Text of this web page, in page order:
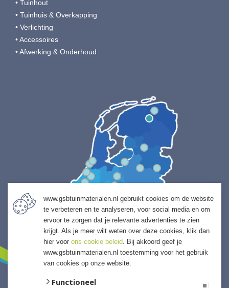
• Tuinhout
• Tuinhuis & Overkapping
• Verlichting
• Accessoires
• Afwerking & Onderhoud
www.gsbtuinmaterialen.nl gebruikt cookies om de website
te verbeteren en te analyseren, voor social media en om
ervoor te zorgen dat je relevante advertenties te zien
krijgt. Als je meer wilt weten over deze cookies, klik dan
hier voor ons cookie beleid. Bij akkoord geef je
www.gsbtuinmaterialen.nl toestemming voor het gebruik
van cookies op onze website.
Functioneel